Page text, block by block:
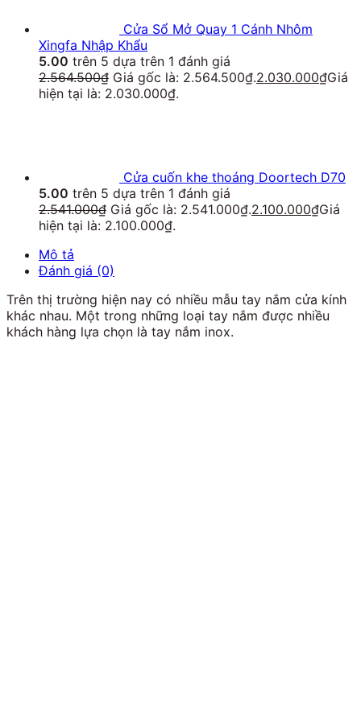
Cửa Sổ Mở Quay 1 Cánh Nhôm
Xingfa Nhập Khẩu
5.00 trên 5 dựa trên 1 đánh giá
2.564.500₫ Giá gốc là: 2.564.500₫.2.030.000₫Giá
hiện tại là: 2.030.000₫.
Cửa cuốn khe thoáng Doortech D70
5.00 trên 5 dựa trên 1 đánh giá
2.541.000₫ Giá gốc là: 2.541.000₫.2.100.000₫Giá
hiện tại là: 2.100.000₫.
Mô tả
Đánh giá (0)
Trên thị trường hiện nay có nhiều mẫu tay nắm cửa kính
khác nhau. Một trong những loại tay nắm được nhiều
khách hàng lựa chọn là tay nắm inox.